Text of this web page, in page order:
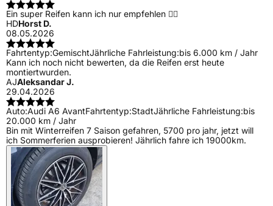
Ein super Reifen kann ich nur empfehlen 👍🏻
HDHorst D.
08.05.2026
Fahrtentyp:GemischtJährliche Fahrleistung:bis 6.000 km / Jahr
Kann ich noch nicht bewerten, da die Reifen erst heute
montiertwurden.
AJAleksandar J.
29.04.2026
Auto:Audi A6 AvantFahrtentyp:StadtJährliche Fahrleistung:bis
20.000 km / Jahr
Bin mit Winterreifen 7 Saison gefahren, 5700 pro jahr, jetzt will
ich Sommerferien ausprobieren! Jährlich fahre ich 19000km.